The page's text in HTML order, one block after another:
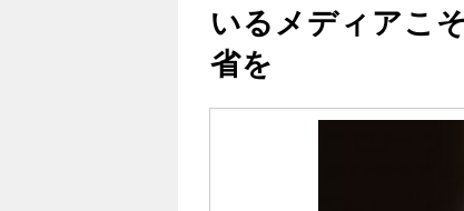
いるメディアこ
省を